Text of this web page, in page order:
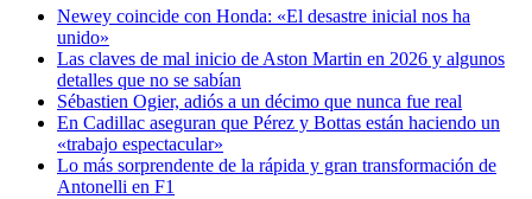
Newey coincide con Honda: «El desastre inicial nos ha
unido»
Las claves de mal inicio de Aston Martin en 2026 y algunos
detalles que no se sabían
Sébastien Ogier, adiós a un décimo que nunca fue real
En Cadillac aseguran que Pérez y Bottas están haciendo un
«trabajo espectacular»
Lo más sorprendente de la rápida y gran transformación de
Antonelli en F1